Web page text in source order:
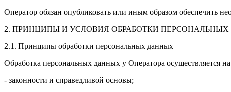
Оператор обязан опубликовать или иным образом обеспечить
2. ПРИНЦИПЫ И УСЛОВИЯ ОБРАБОТКИ
2.1. Принципы обработки персональных данных
Обработка персональных данных у Оператора осуществляется
- законности и справедливой основы;